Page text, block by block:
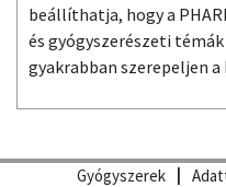
beállíthatja, hogy a
és gyógyszerészeti
gyakrabban szerepeljen
Gyógyszerek